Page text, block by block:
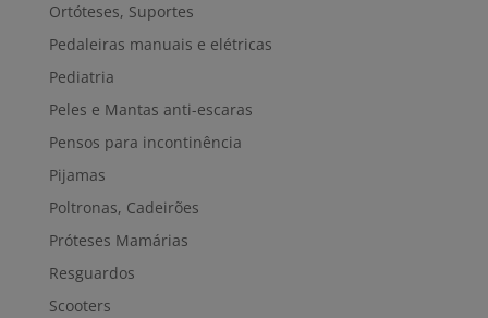
Ortóteses, Suportes
Pedaleiras manuais e elétricas
Pediatria
Peles e Mantas anti-escaras
Pensos para incontinência
Pijamas
Poltronas, Cadeirões
Próteses Mamárias
Resguardos
Scooters